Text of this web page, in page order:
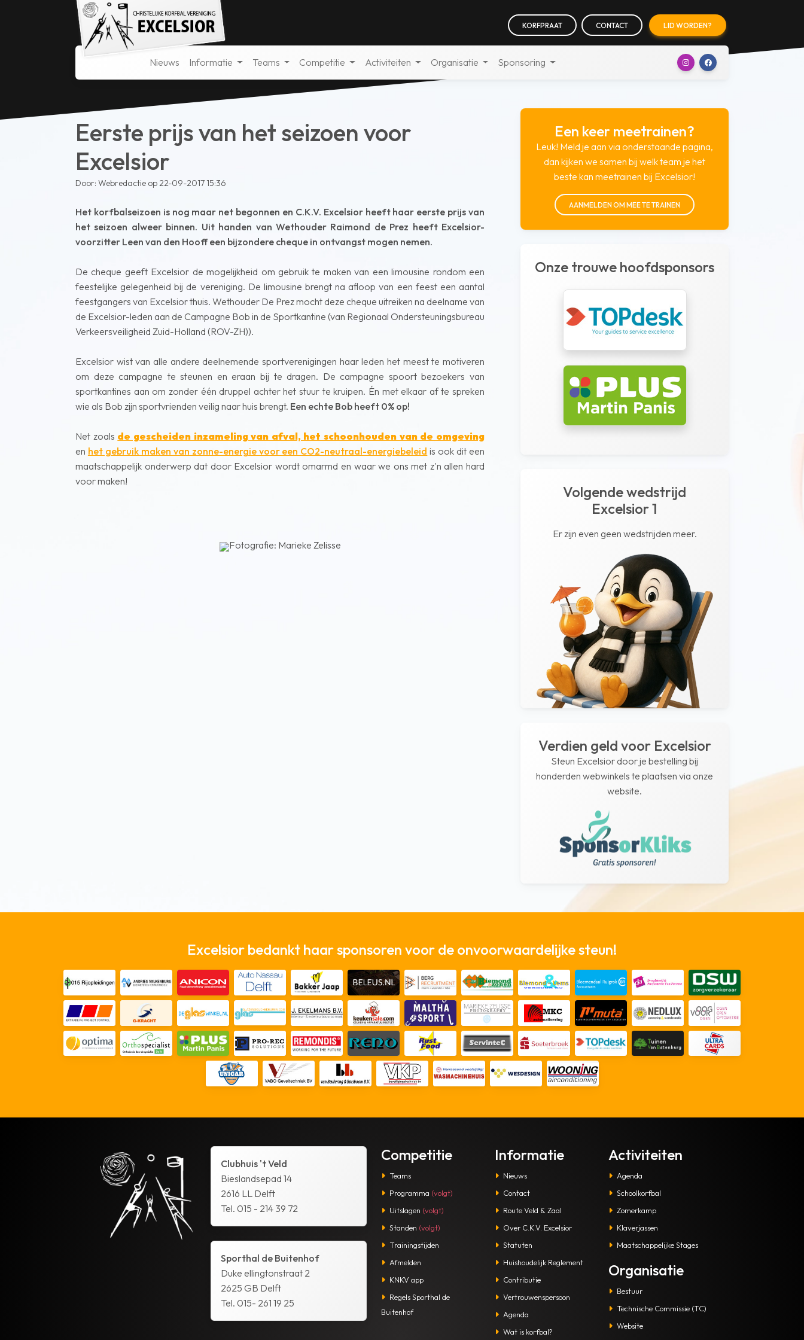
KORFPRAAT CONTACT LID WORDEN?
Nieuws Informatie Teams Competitie Activiteiten Organisatie Sponsoring
Eerste prijs van het seizoen voor
Excelsior
Door: Webredactie op 22-09-2017 15:36
Het korfbalseizoen is nog maar net begonnen en C.K.V. Excelsior heeft haar eerste prijs van
het seizoen alweer binnen. Uit handen van Wethouder Raimond de Prez heeft Excelsior-
voorzitter Leen van den Hooff een bijzondere cheque in ontvangst mogen nemen.
De cheque geeft Excelsior de mogelijkheid om gebruik te maken van een limousine rondom een
feestelijke gelegenheid bij de vereniging. De limousine brengt na afloop van een feest een aantal
feestgangers van Excelsior thuis. Wethouder De Prez mocht deze cheque uitreiken na deelname van
de Excelsior-leden aan de Campagne Bob in de Sportkantine (van Regionaal Ondersteuningsbureau
Verkeersveiligheid Zuid-Holland (ROV-ZH)).
Excelsior wist van alle andere deelnemende sportverenigingen haar leden het meest te motiveren
om deze campagne te steunen en eraan bij te dragen. De campagne spoort bezoekers van
sportkantines aan om zonder één druppel achter het stuur te kruipen. Én met elkaar af te spreken
wie als Bob zijn sportvrienden veilig naar huis brengt. Een echte Bob heeft 0% op!
Net zoals de gescheiden inzameling van afval, het schoonhouden van de omgeving
en het gebruik maken van zonne-energie voor een CO2-neutraal-energiebeleid is ook dit een
maatschappelijk onderwerp dat door Excelsior wordt omarmd en waar we ons met z'n allen hard
voor maken!
Fotografie: Marieke Zelisse
Een keer meetrainen?
Leuk! Meld je aan via onderstaande pagina,
dan kijken we samen bij welk team je het
beste kan meetrainen bij Excelsior!
AANMELDEN OM MEE TE TRAINEN
Onze trouwe hoofdsponsors
Volgende wedstrijd
Excelsior 1
Er zijn even geen wedstrijden meer.
Verdien geld voor Excelsior
Steun Excelsior door je bestelling bij
honderden webwinkels te plaatsen via onze
website.
Excelsior bedankt haar sponsoren voor de onvoorwaardelijke steun!
Clubhuis 't Veld
Bieslandsepad 14
2616 LL Delft
Tel. 015 - 214 39 72
Sporthal de Buitenhof
Duke ellingtonstraat 2
2625 GB Delft
Tel. 015- 261 19 25
Competitie
Teams
Programma (volgt)
Uitslagen (volgt)
Standen (volgt)
Trainingstijden
Afmelden
KNKV app
Regels Sporthal de
Buitenhof
Informatie
Nieuws
Contact
Route Veld & Zaal
Over C.K.V. Excelsior
Statuten
Huishoudelijk Reglement
Contributie
Vertrouwenspersoon
Agenda
Wat is korfbal?
Activiteiten
Agenda
Schoolkorfbal
Zomerkamp
Klaverjassen
Maatschappelijke Stages
Organisatie
Bestuur
Technische Commissie (TC)
Website